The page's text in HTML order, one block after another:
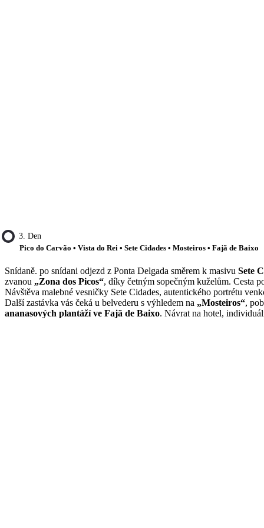
3. Den
Pico do Carvão • Vista do Rei • Sete Cidades • Mosteiros • Fajã de Baixo
Snídaně. po snídani odjezd z Ponta Delgada směrem k masivu Sete
zvanou „Zona dos Picos“, díky četným sopečným kuželům. Cesta
Návštěva malebné vesničky Sete Cidades, autentického portrétu
Další zastávka vás čeká u belvederu s výhledem na „Mosteiros“,
ananasových plantáží ve Fajã de Baixo. Návrat na hotel,